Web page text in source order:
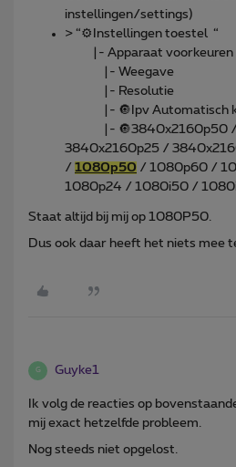
instellingen/settings)
> “⚙️Instellingen toestel “
|- Apparaat voorkeuren
|- Weegave
|- Resolutie
|- 🔘Ipv Automatisch
|- 🔘3840x2160p50 /
3840x2160p25 /
/ 1080p50 / 1080p60 /
1080p24 / 1080i50 /
Staat altijd bij mij op 1080P50.
Dus ook daar heeft het niets mee
G Guyke1
Ik volg de reacties op
mij exact hetzelfde probleem.
Nog steeds niet opgelost.